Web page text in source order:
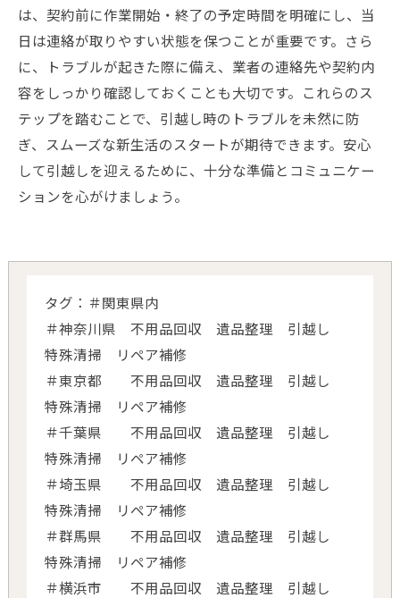
は、契約前に作業開始・終了の予定時間を明確にし、当
日は連絡が取りやすい状態を保つことが重要です。さら
に、トラブルが起きた際に備え、業者の連絡先や契約内
容をしっかり確認しておくことも大切です。これらのス
テップを踏むことで、引越し時のトラブルを未然に防
ぎ、スムーズな新生活のスタートが期待できます。安心
して引越しを迎えるために、十分な準備とコミュニケー
ションを心がけましょう。
タグ：＃関東県内
＃神奈川県 不用品回収 遺品整理 引越し
特殊清掃 リペア補修
＃東京都 不用品回収 遺品整理 引越し
特殊清掃 リペア補修
＃千葉県 不用品回収 遺品整理 引越し
特殊清掃 リペア補修
＃埼玉県 不用品回収 遺品整理 引越し
特殊清掃 リペア補修
＃群馬県 不用品回収 遺品整理 引越し
特殊清掃 リペア補修
＃横浜市 不用品回収 遺品整理 引越し